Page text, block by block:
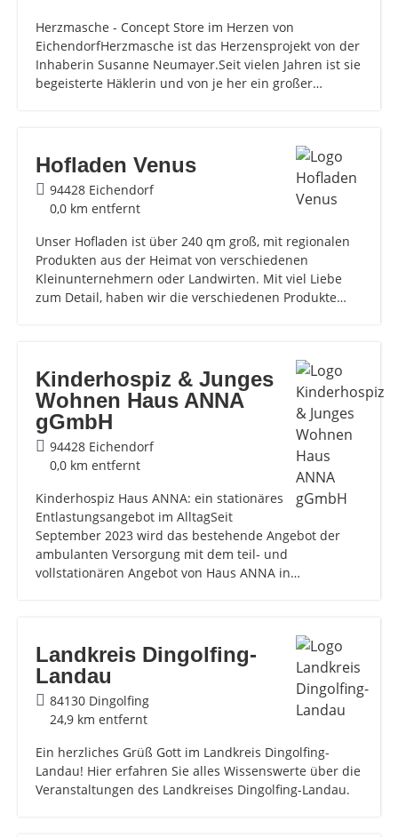
Herzmasche - Concept Store im Herzen von
EichendorfHerzmasche ist das Herzensprojekt von der
Inhaberin Susanne Neumayer.Seit vielen Jahren ist sie
begeisterte Häklerin und von je her ein großer…
Hofladen Venus
94428 Eichendorf
0,0 km entfernt
Unser Hofladen ist über 240 qm groß, mit regionalen
Produkten aus der Heimat von verschiedenen
Kleinunternehmern oder Landwirten. Mit viel Liebe
zum Detail, haben wir die verschiedenen Produkte…
Kinderhospiz & Junges
Wohnen Haus ANNA
gGmbH
94428 Eichendorf
0,0 km entfernt
Kinderhospiz Haus ANNA: ein stationäres
Entlastungsangebot im AlltagSeit
September 2023 wird das bestehende Angebot der
ambulanten Versorgung mit dem teil- und
vollstationären Angebot von Haus ANNA in…
Landkreis Dingolfing-
Landau
84130 Dingolfing
24,9 km entfernt
Ein herzliches Grüß Gott im Landkreis Dingolfing-
Landau! Hier erfahren Sie alles Wissenswerte über die
Veranstaltungen des Landkreises Dingolfing-Landau.